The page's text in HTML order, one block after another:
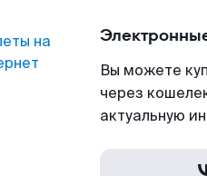
на
Вы можете
через
актуальную